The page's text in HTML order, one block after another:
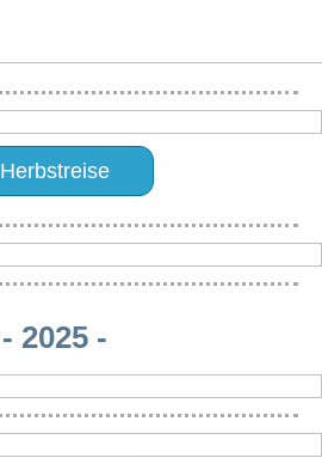
Herbstreise
- 2025 -